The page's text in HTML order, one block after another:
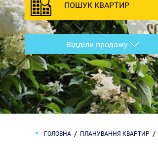
ПОШУК КВАРТИР
Відділи продажу
ГОЛОВНА ПЛАНУВАННЯ КВАРТИР